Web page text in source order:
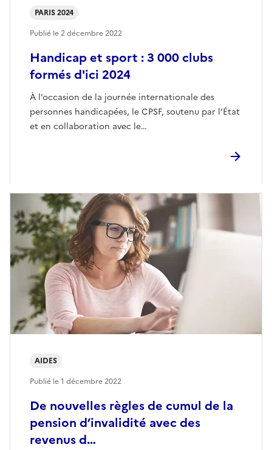
Handicap et sport : 3 000 clubs
formés d'ici 2024
À l’occasion de la journée internationale des
personnes handicapées, le CPSF, soutenu par l’État
et en collaboration avec le…
PARIS 2024
Publié le2 décembre 2022
De nouvelles règles de cumul de la
pension d’invalidité avec des
revenus d…
AIDES
Publié le1 décembre 2022